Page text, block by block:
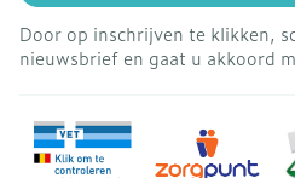
Door op inschrijven te klikken,
nieuwsbrief en gaat u akkoord